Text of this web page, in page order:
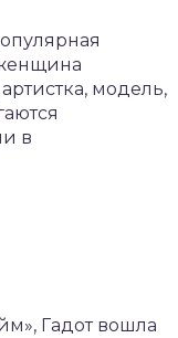
модель,
в
Гадот вошла